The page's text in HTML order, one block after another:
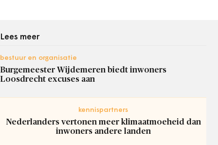
Lees meer
bestuur en organisatie
Burgemeester Wijdemeren biedt inwoners
Loosdrecht excuses aan
kennispartners
Nederlanders vertonen meer klimaatmoeheid dan
inwoners andere landen